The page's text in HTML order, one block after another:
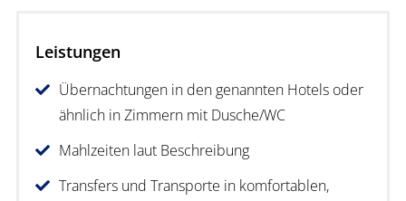
Leistungen
Übernachtungen in den genannten Hotels oder
ähnlich in Zimmern mit Dusche/WC
Mahlzeiten laut Beschreibung
Transfers und Transporte in komfortablen,